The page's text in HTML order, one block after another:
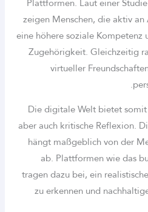
zeigen
eine höhere
Die digitale
aber auch
hängt
ab.
tragen dazu
zu